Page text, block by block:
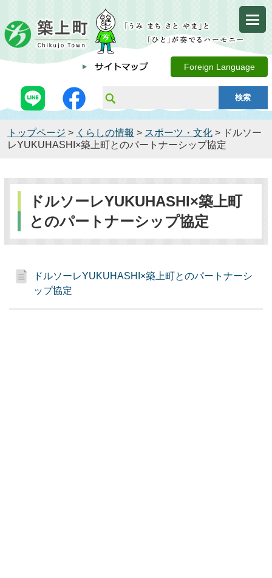
Foreign Language
トップページ > くらしの情報 > スポーツ・文化 > ドルソー
レYUKUHASHI×築上町とのパートナーシップ協定
ドルソーレYUKUHASHI×築上町
とのパートナーシップ協定
ドルソーレYUKUHASHI×築上町とのパートナーシ
ップ協定